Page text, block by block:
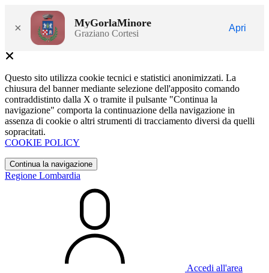
× MyGorlaMinore
Graziano Cortesi
Apri
Questo sito utilizza cookie tecnici e statistici anonimizzati. La
chiusura del banner mediante selezione dell'apposito comando
contraddistinto dalla X o tramite il pulsante "Continua la
navigazione" comporta la continuazione della navigazione in
assenza di cookie o altri strumenti di tracciamento diversi da quelli
sopracitati.
COOKIE POLICY
Continua la navigazione
Regione Lombardia
Accedi all'area